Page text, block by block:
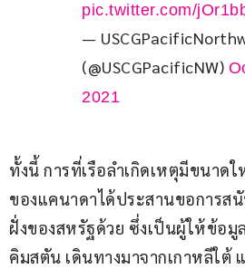
pic.twitter.com/
—
(@USCGPacificNW)
2021
ทั้งนี้ การที่เรือลำเกิดเหตุมีขนาด
ของแคนาดาได้ประสานขอการส
ฝั่งของสหรัฐด้วย ซึ่งเป็นผู้ให้ข้อมู
คิมสตัน เดินทางมาจากเกาหลีใต้